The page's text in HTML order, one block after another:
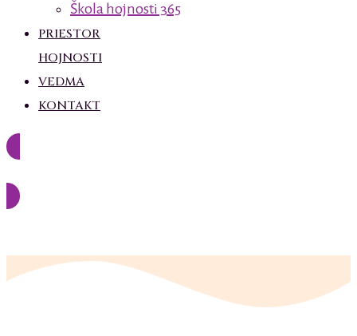
Škola hojnosti 365
PRIESTOR
HOJNOSTI
VEDMA
KONTAKT
Klenotnica